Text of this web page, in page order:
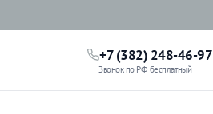
+7 (382) 248-46-97
Звонок по РФ бесплатный